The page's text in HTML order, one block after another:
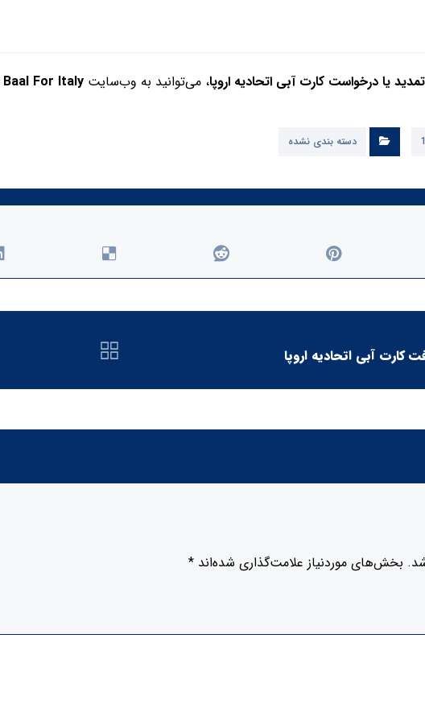
تمدید یا درخواست کارت آبی اتحادیه اروپا، می‌توانید به وب‌سایت Baal For Italy
دسته بندی نشده
کارت آبی اتحادیه اروپا
بخش‌های موردنیاز علامت‌گذاری شده‌اند *